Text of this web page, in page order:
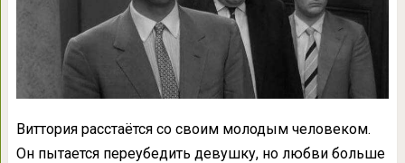
Виттория расстаётся со своим молодым человеком.
Он пытается переубедить девушку, но любви больше